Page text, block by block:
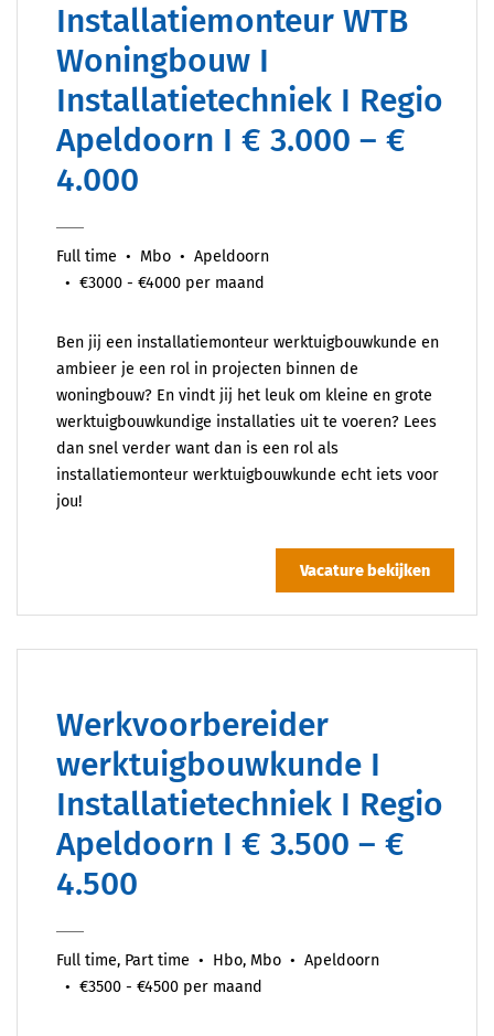
Installatiemonteur WTB
Woningbouw I
Installatietechniek I Regio
Apeldoorn I € 3.000 – €
4.000
Full time Mbo
Apeldoorn
€3000 - €4000 per maand
Ben jij een installatiemonteur werktuigbouwkunde en
ambieer je een rol in projecten binnen de
woningbouw? En vindt jij het leuk om kleine en grote
werktuigbouwkundige installaties uit te voeren? Lees
dan snel verder want dan is een rol als
installatiemonteur werktuigbouwkunde echt iets voor
jou!
Vacature bekijken
Werkvoorbereider
werktuigbouwkunde I
Installatietechniek I Regio
Apeldoorn I € 3.500 – €
4.500
Full time, Part time Hbo, Mbo
Apeldoorn
€3500 - €4500 per maand